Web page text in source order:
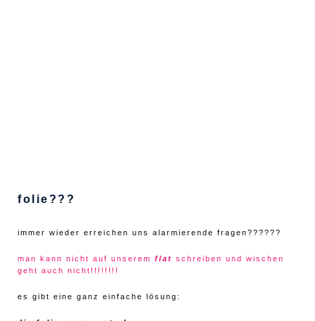
folie???
immer wieder erreichen uns alarmierende fragen??????
man kann nicht auf unserem flat schreiben und wischen
geht auch nicht!!!!!!!!
es gibt eine ganz einfache lösung: